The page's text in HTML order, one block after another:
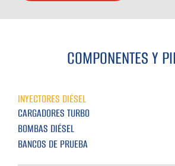
COMPONENTES Y
INYECTORES DIÉSEL
CARGADORES TURBO
BOMBAS DIÉSEL
BANCOS DE PRUEBA